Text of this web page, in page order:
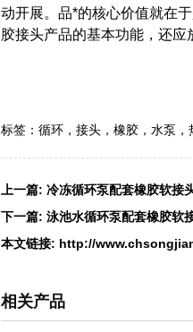
动开展。品*的核心价值就在
胶接头产品的基本功能，还应
标签： 循环 ， 接头 ， 橡胶 ， 水泵 ，
上一篇: 冷冻循环泵配套橡胶软接
下一篇: 泳池水循环泵配套橡胶软
本文链接: http://
相关产品